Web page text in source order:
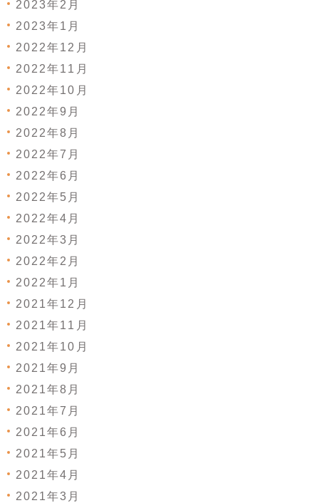
2023年2月
2023年1月
2022年12月
2022年11月
2022年10月
2022年9月
2022年8月
2022年7月
2022年6月
2022年5月
2022年4月
2022年3月
2022年2月
2022年1月
2021年12月
2021年11月
2021年10月
2021年9月
2021年8月
2021年7月
2021年6月
2021年5月
2021年4月
2021年3月